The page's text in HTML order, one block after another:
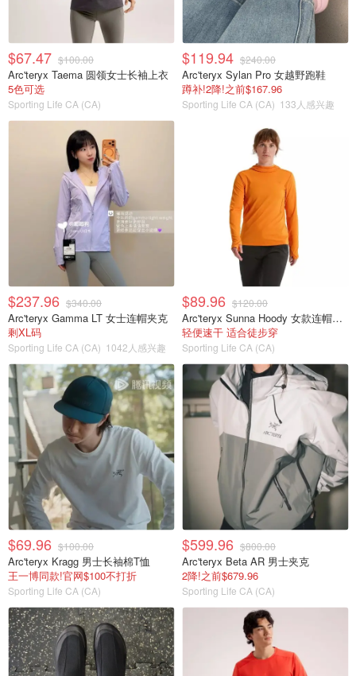
$67.47 $100.00
Arc'teryx Taema 圆领女士长袖上衣
5色可选
Sporting Life CA (CA)
$119.94 $240.00
Arc'teryx Sylan Pro 女越野跑鞋
蹲补!2降!之前$167.96
Sporting Life CA (CA) 133人感兴趣
$237.96 $340.00
Arc'teryx Gamma LT 女士连帽夹克
剩XL码
Sporting Life CA (CA) 1042人感兴趣
$89.96 $120.00
Arc'teryx Sunna Hoody 女款连帽上衣
轻便速干 适合徒步穿
Sporting Life CA (CA)
$69.96 $100.00
Arc'teryx Kragg 男士长袖棉T恤
王一博同款!官网$100不打折
Sporting Life CA (CA)
$599.96 $800.00
Arc'teryx Beta AR 男士夹克
2降!之前$679.96
Sporting Life CA (CA)